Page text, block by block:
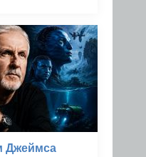
Джеймса